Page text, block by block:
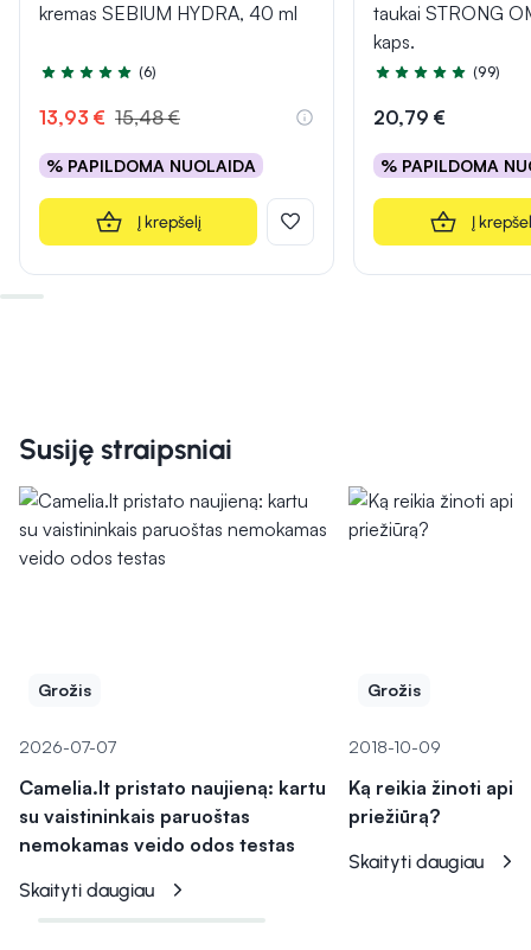
kremas SEBIUM HYDRA, 40 ml
Įvertinimas 5.0 iš 5
(6)
13,93 € 15,48 €
% PAPILDOMA NUOLAIDA
Į krepšelį
taukai STRONG
kaps.
Įvertinimas 4.9 iš 5
(99)
20,79 €
% PAPILDOMA
Į
Susiję straipsniai
Grožis
2026-07-07
Camelia.lt pristato naujieną: kartu
su vaistininkais paruoštas
nemokamas veido odos testas
Skaityti daugiau
Grožis
2018-10-09
Ką reikia žinoti
priežiūrą?
Skaityti daugiau